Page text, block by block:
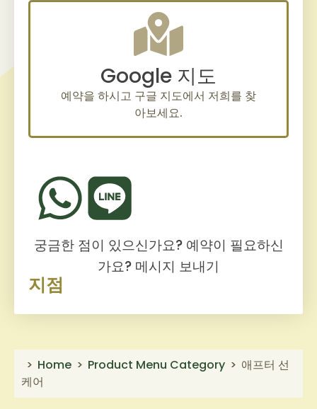
Google 지도
예약을 하시고 구글 지도에서 저희를 찾
아보세요.
궁금한 점이 있으신가요? 예약이 필요하신
가요? 메시지 보내기
지점
Home Product Menu Category
애프터 선
케어